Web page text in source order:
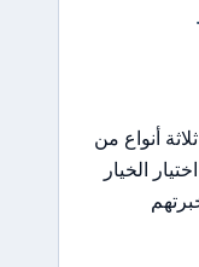
: تقدم iFourX ثلاثة أنواع من
الخيار